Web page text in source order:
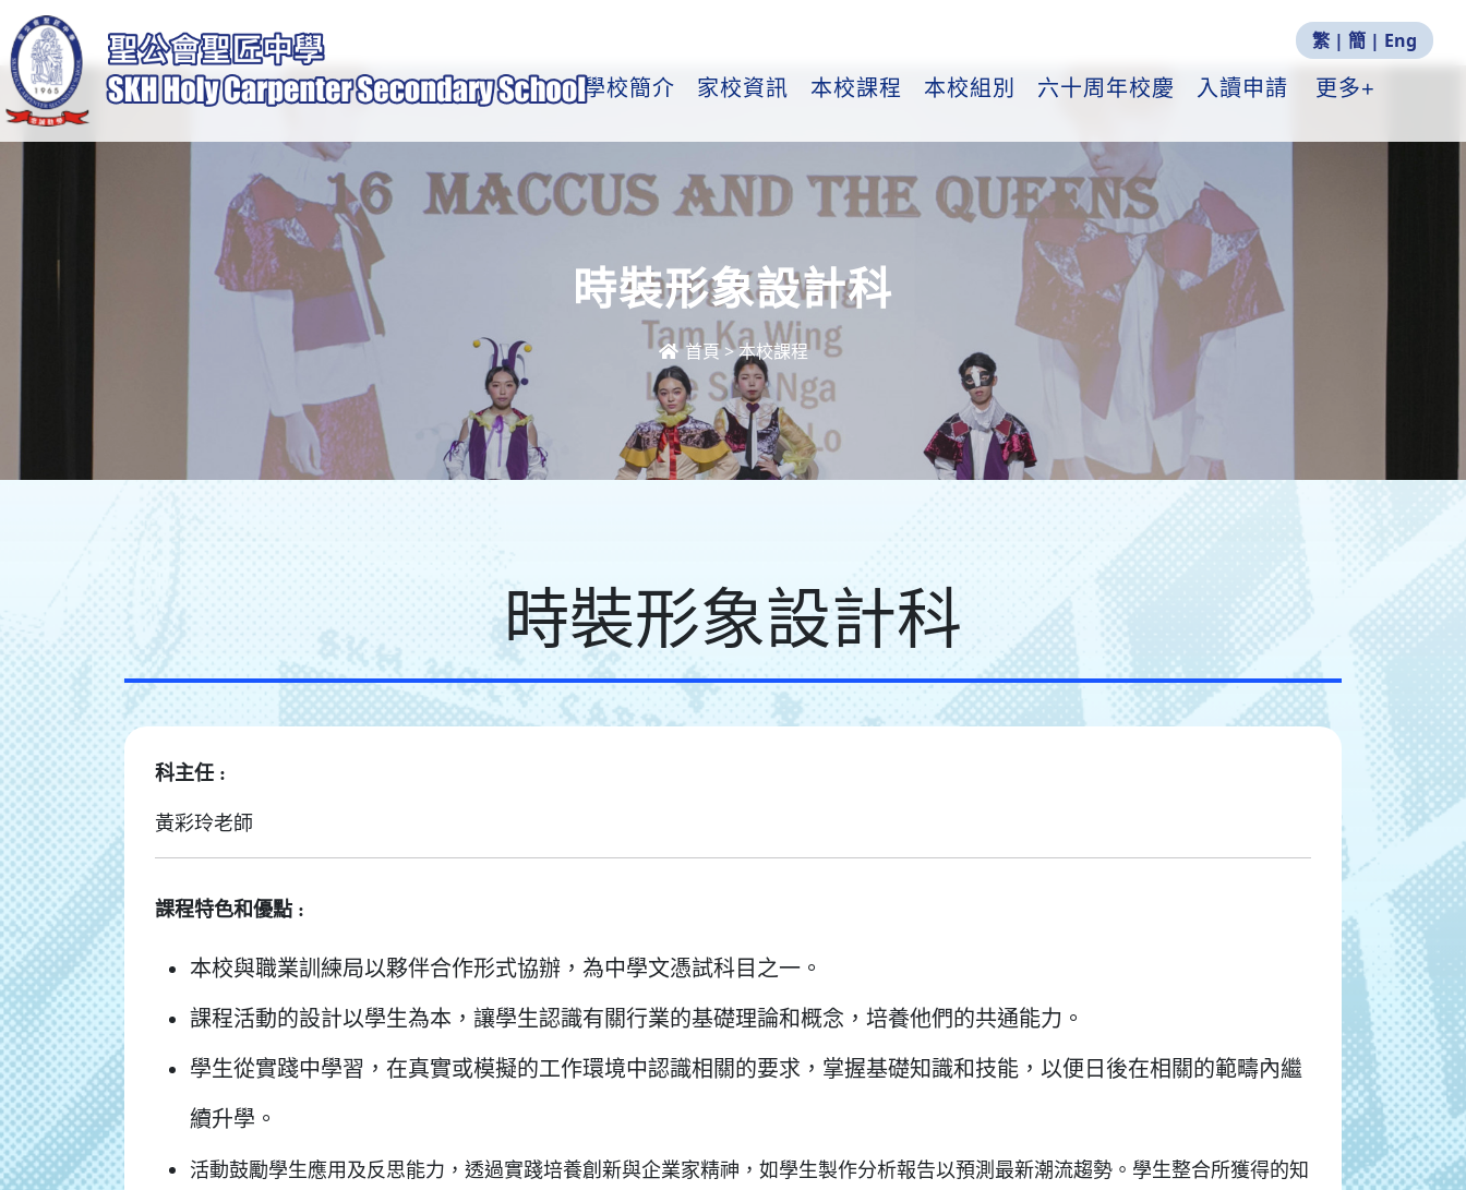
繁 | 簡 | Eng
學校簡介
家校資訊 本校課程 本校組別 六十周年校慶 入讀申請 更多+
時裝形象設計科
首頁> 本校課程
時裝形象設計科
科主任 :
黃彩玲老師
課程特色和優點 :
本校與職業訓練局以夥伴合作形式協辦，為中學文憑試科目之一。
課程活動的設計以學生為本，讓學生認識有關行業的基礎理論和概念，培養他們的共通能力。
學生從實踐中學習，在真實或模擬的工作環境中認識相關的要求，掌握基礎知識和技能，以便日後在相關的範疇內繼
續升學。
活動鼓勵學生應用及反思能力，透過實踐培養創新與企業家精神，如學生製作分析報告以預測最新潮流趨勢。學生整合所獲得的知